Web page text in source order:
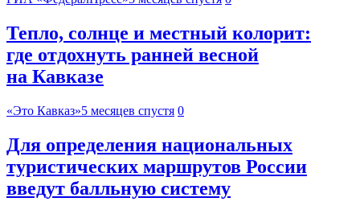
Тепло, солнце и местный колорит:
где отдохнуть ранней весной
на Кавказе
«Это Кавказ»5 месяцев спустя 0
Для определения национальных
туристических маршрутов России
введут балльную систему